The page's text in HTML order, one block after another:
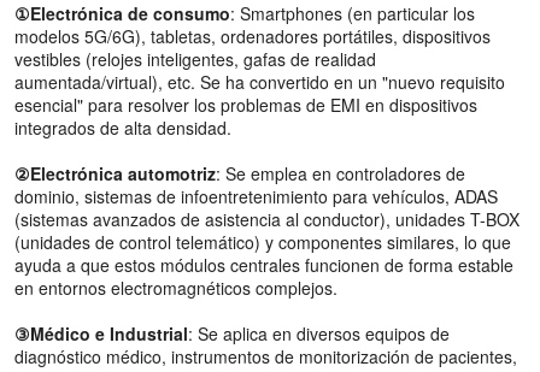
①Electrónica de consumo: Smartphones (en particular los
modelos 5G/6G), tabletas, ordenadores portátiles, dispositivos
vestibles (relojes inteligentes, gafas de realidad
aumentada/virtual), etc. Se ha convertido en un "nuevo requisito
esencial" para resolver los problemas de EMI en dispositivos
integrados de alta densidad.
②Electrónica automotriz: Se emplea en controladores de
dominio, sistemas de infoentretenimiento para vehículos, ADAS
(sistemas avanzados de asistencia al conductor), unidades T-BOX
(unidades de control telemático) y componentes similares, lo que
ayuda a que estos módulos centrales funcionen de forma estable
en entornos electromagnéticos complejos.
③Médico e Industrial: Se aplica en diversos equipos de
diagnóstico médico, instrumentos de monitorización de pacientes,